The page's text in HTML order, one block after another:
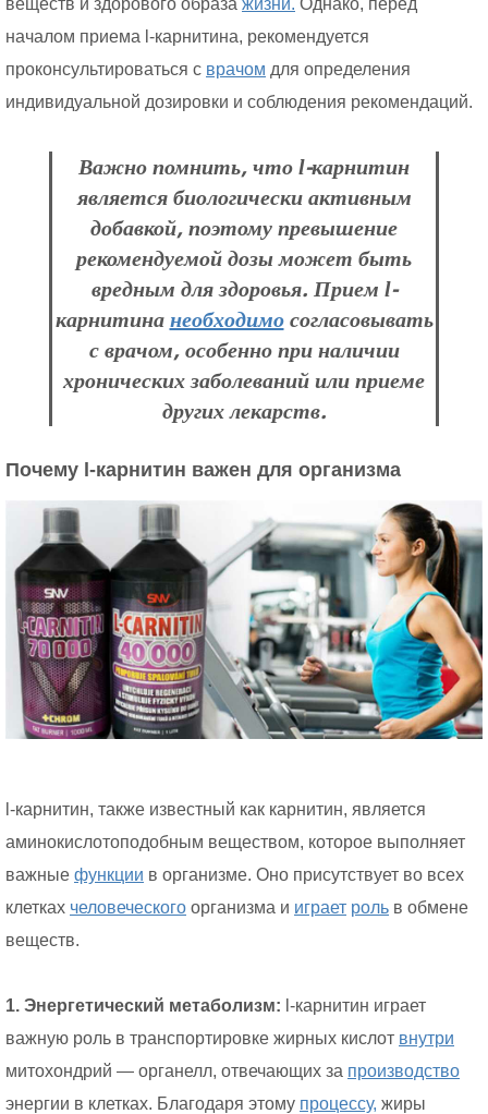
веществ и здорового образа жизни. Однако, перед
началом приема l-карнитина, рекомендуется
проконсультироваться с врачом для определения
индивидуальной дозировки и соблюдения рекомендаций.
Важно помнить, что l-карнитин
является биологически активным
добавкой, поэтому превышение
рекомендуемой дозы может быть
вредным для здоровья. Прием l-
карнитинанеобходимосогласовывать
с врачом, особенно при наличии
хронических заболеваний или приеме
других лекарств.
Почему l-карнитин важен для организма
l-карнитин, также известный как карнитин, является
аминокислотоподобным веществом, которое выполняет
важные функции в организме. Оно присутствует во всех
клетках человеческого организма и играет роль в обмене
веществ.
1. Энергетический метаболизм: l-карнитин играет
важную роль в транспортировке жирных кислот внутри
митохондрий — органелл, отвечающих за производство
энергии в клетках. Благодаря этому процессу, жиры